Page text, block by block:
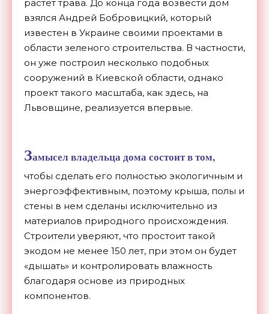
растет трава. До конца года возвести дом
взялся Андрей Бобровицкий, который
известен в Украине своими проектами в
области зеленого строительства. В частности,
он уже построил несколько подобных
сооружений в Киевской области, однако
проект такого масштаба, как здесь, на
Львовщине, реализуется впервые.
Замысел владельца дома состоит в том,
чтобы сделать его полностью экологичным и
энергоэффективным, поэтому крыша, полы и
стены в нем сделаны исключительно из
материалов природного происхождения.
Строители уверяют, что простоит такой
экодом не менее 150 лет, при этом он будет
«дышать» и контролировать влажность
благодаря основе из природных
компонентов.